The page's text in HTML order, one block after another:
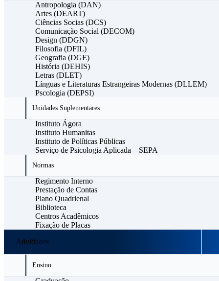
Antropologia (DAN)
Artes (DEART)
Ciências Socias (DCS)
Comunicação Social (DECOM)
Design (DDGN)
Filosofia (DFIL)
Geografia (DGE)
História (DEHIS)
Letras (DLET)
Línguas e Literaturas Estrangeiras Modernas (DLLEM)
Pscologia (DEPSI)
Unidades Suplementares
Instituto Ágora
Instituto Humanitas
Instituto de Políticas Públicas
Serviço de Psicologia Aplicada – SEPA
Normas
Regimento Interno
Prestação de Contas
Plano Quadrienal
Biblioteca
Centros Acadêmicos
Fixação de Placas
Atividades
Ensino